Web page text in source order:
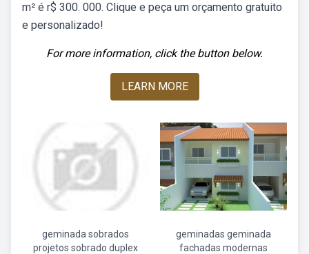
m² é r$ 300. 000. Clique e peça um orçamento gratuito
e personalizado!
For more information, click the button below.
LEARN MORE
geminada sobrados
projetos sobrado duplex
geminadas geminada
fachadas modernas